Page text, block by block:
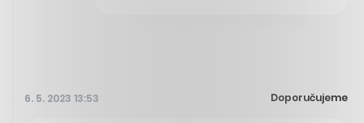
6. 5. 2023 13:53 Doporučujeme